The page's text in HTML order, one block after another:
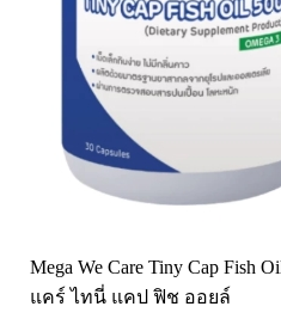
เพื่อสุขภาพ
สายตา
สมอง ความจำ น้ำมันปลา
เส้นผม
Beta Glucan
จุดซ่อนเร้นผู้หญิง
Caltrate Calcium
PHARMA NORD
HARRIS
NEOCA
Organic's Herbs
Laurance ลอเรนซ์
Amsel
Mega We Care Tiny Cap Fish
แคร์ ไทนี่ แคป ฟิช ออยล์